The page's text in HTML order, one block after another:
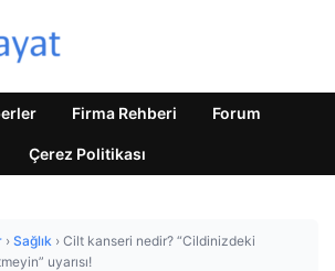
Firma Rehberi Forum
Çerez Politikası
› Sağlık › Cilt kanseri nedir? “Cildinizdeki
uyarısı!